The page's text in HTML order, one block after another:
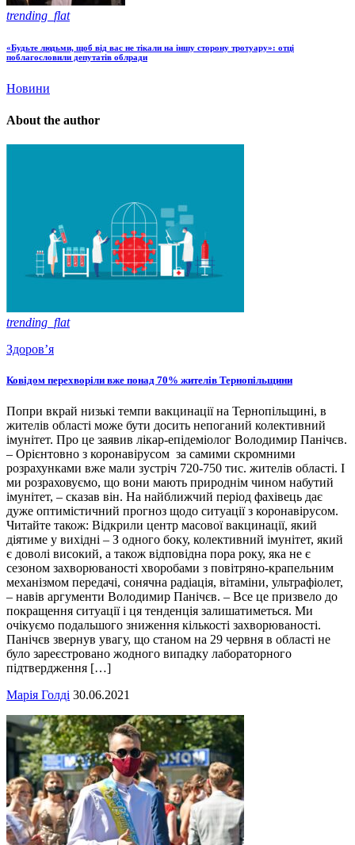
trending_flat
«Будьте людьми, щоб від вас не тікали на іншу сторону тротуару»: отці
поблагословили депутатів облради
Новини
About the author
trending_flat
Здоров’я
Ковідом перехворіли вже понад 70% жителів Тернопільщини
Попри вкрай низькі темпи вакцинації на Тернопільщині, в
жителів області може бути досить непоганий колективний
імунітет. Про це заявив лікар-епідеміолог Володимир Панічєв.
– Орієнтовно з коронавірусом за самими скромними
розрахунками вже мали зустріч 720-750 тис. жителів області. І
ми розраховуємо, що вони мають природнім чином набутий
імунітет, – сказав він. На найближчий період фахівець дає
дуже оптимістичний прогноз щодо ситуації з коронавірусом.
Читайте також: Відкрили центр масової вакцинації, який
діятиме у вихідні – З одного боку, колективний імунітет, який
є доволі високий, а також відповідна пора року, яка не є
сезоном захворюваності хворобами з повітряно-крапельним
механізмом передачі, сонячна радіація, вітаміни, ультрафіолет,
– навів аргументи Володимир Панічєв. – Все це призвело до
покращення ситуації і ця тенденція залишатиметься. Ми
очікуємо подальшого зниження кількості захворюваності.
Панічєв звернув увагу, що станом на 29 червня в області не
було зареєстровано жодного випадку лабораторного
підтвердження […]
Марія Голді 30.06.2021